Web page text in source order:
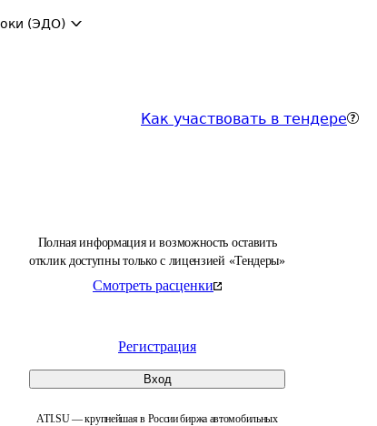
(ЭДО)
Как участвовать в тендере
Полная информация и возможность оставить
отклик доступны только с лицензией «Тендеры»
Смотреть расценки
Регистрация
Вход
ATI.SU — крупнейшая в России биржа автомобильных